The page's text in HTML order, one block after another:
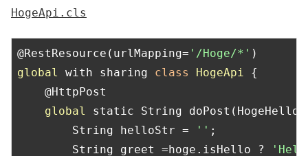
HogeApi.cls
@RestResource(urlMapping= '/Hoge/*'
global
with sharing class HogeApi {
@HttpPost
global
static String doPost(HogeHello
String helloStr =
'' ;
String greet =hoge.isHello ?